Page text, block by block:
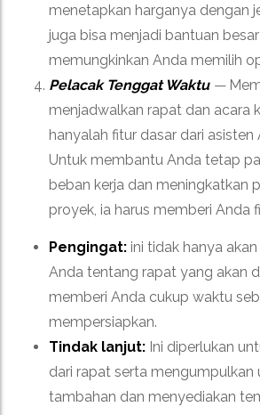
menetapkan harganya dengan
juga bisa menjadi bantuan
memungkinkan Anda memilih
Pelacak Tenggat Waktu—
menjadwalkan rapat dan acara
hanyalah fitur dasar dari asisten
Untuk membantu Anda tetap
beban kerja dan meningkatkan
proyek, ia harus memberi Anda
Pengingat: ini tidak hanya
Anda tentang rapat yang akan
memberi Anda cukup waktu
mempersiapkan.
Tindak lanjut: Ini diperlukan
dari rapat serta mengumpulkan
tambahan dan menyediakan